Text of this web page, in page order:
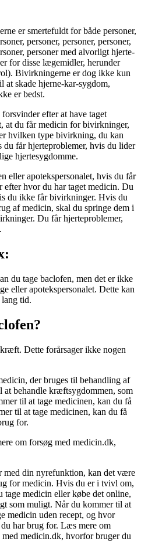
er smertefuldt for både personer,
personer, personer, personer,
personer med alvorligt hjerte-
for disse lægemidler, herunder
Bivirkningerne er dog ikke kun
skade hjerne-kar-sygdom,
er bedst.
efter at have taget
at du får medicin for bivirkninger,
hvilken type bivirkning, du kan
får hjerteproblemer, hvis du lider
hjertesygdomme.
eller apotekspersonalet, hvis du får
hvor du har taget medicin. Du
du ikke får bivirkninger. Hvis du
af medicin, skal du springe dem i
Du får hjerteproblemer,
du tage baclofen, men det er ikke
eller apotekspersonalet. Dette kan
tid.
Dette forårsager ikke nogen
der bruges til behandling af
at behandle kræftsygdommen, som
til at tage medicinen, kan du få
til at tage medicinen, kan du få
for.
om forsøg med medicin.dk,
med din nyrefunktion, kan det være
for medicin. Hvis du er i tvivl om,
tage medicin eller købe det online,
som muligt. Når du kommer til at
medicin uden recept, og hvor
har brug for. Læs mere om
medicin.dk, hvorfor bruger du